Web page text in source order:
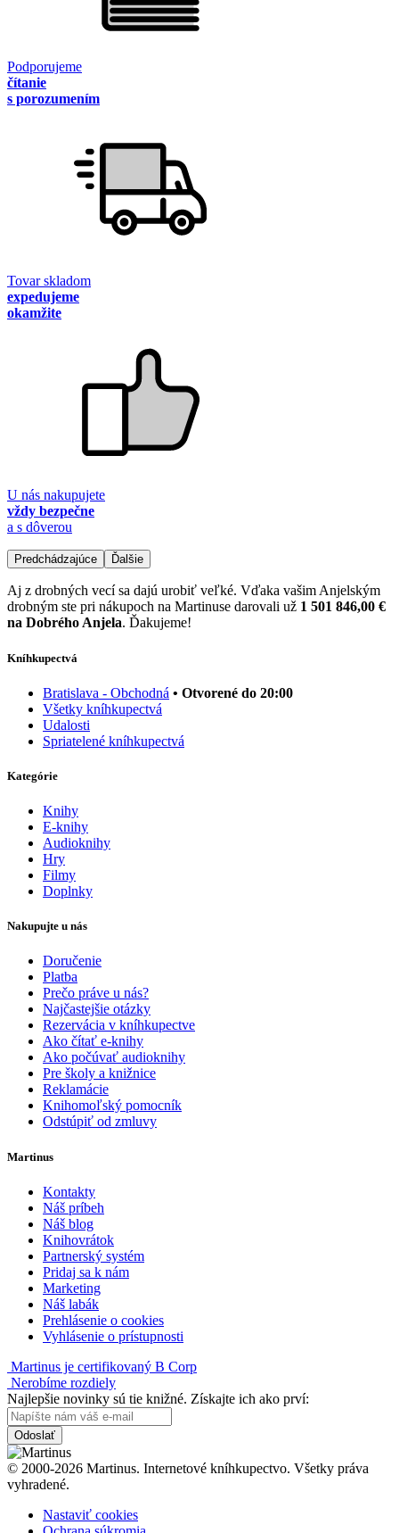
Podporujeme
čítanie
s porozumením
Tovar skladom
expedujeme
okamžite
U nás nakupujete
vždy bezpečne
a s dôverou
Predchádzajúce Ďalšie
Aj z drobných vecí sa dajú urobiť veľké. Vďaka vašim Anjelským
drobným ste pri nákupoch na Martinuse darovali už 1 501 846,00 €
na Dobrého Anjela. Ďakujeme!
Kníhkupectvá
Bratislava - Obchodná • Otvorené do 20:00
Všetky kníhkupectvá
Udalosti
Spriatelené kníhkupectvá
Kategórie
Knihy
E-knihy
Audioknihy
Hry
Filmy
Doplnky
Nakupujte u nás
Doručenie
Platba
Prečo práve u nás?
Najčastejšie otázky
Rezervácia v kníhkupectve
Ako čítať e-knihy
Ako počúvať audioknihy
Pre školy a knižnice
Reklamácie
Knihomoľský pomocník
Odstúpiť od zmluvy
Martinus
Kontakty
Náš príbeh
Náš blog
Knihovrátok
Partnerský systém
Pridaj sa k nám
Marketing
Náš labák
Prehlásenie o cookies
Vyhlásenie o prístupnosti
Martinus je certifikovaný B Corp
Nerobíme rozdiely
Najlepšie novinky sú tie knižné. Získajte ich ako prví:
Odoslať
© 2000-2026 Martinus. Internetové kníhkupectvo. Všetky práva
vyhradené.
Nastaviť cookies